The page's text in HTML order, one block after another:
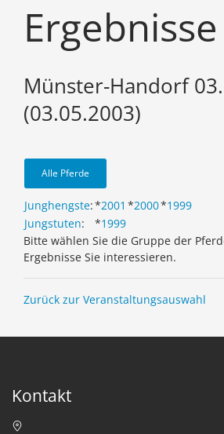
Ergebnisse
Münster-Handorf
(03.05.2003)
Alle Pferde
Junghengste:*2001 *2000*1999
Jungstuten: *1999
Bitte wählen Sie die Gruppe der
Ergebnisse Sie interessieren.
Zurück zur Veranstaltungsauswahl
Kontakt